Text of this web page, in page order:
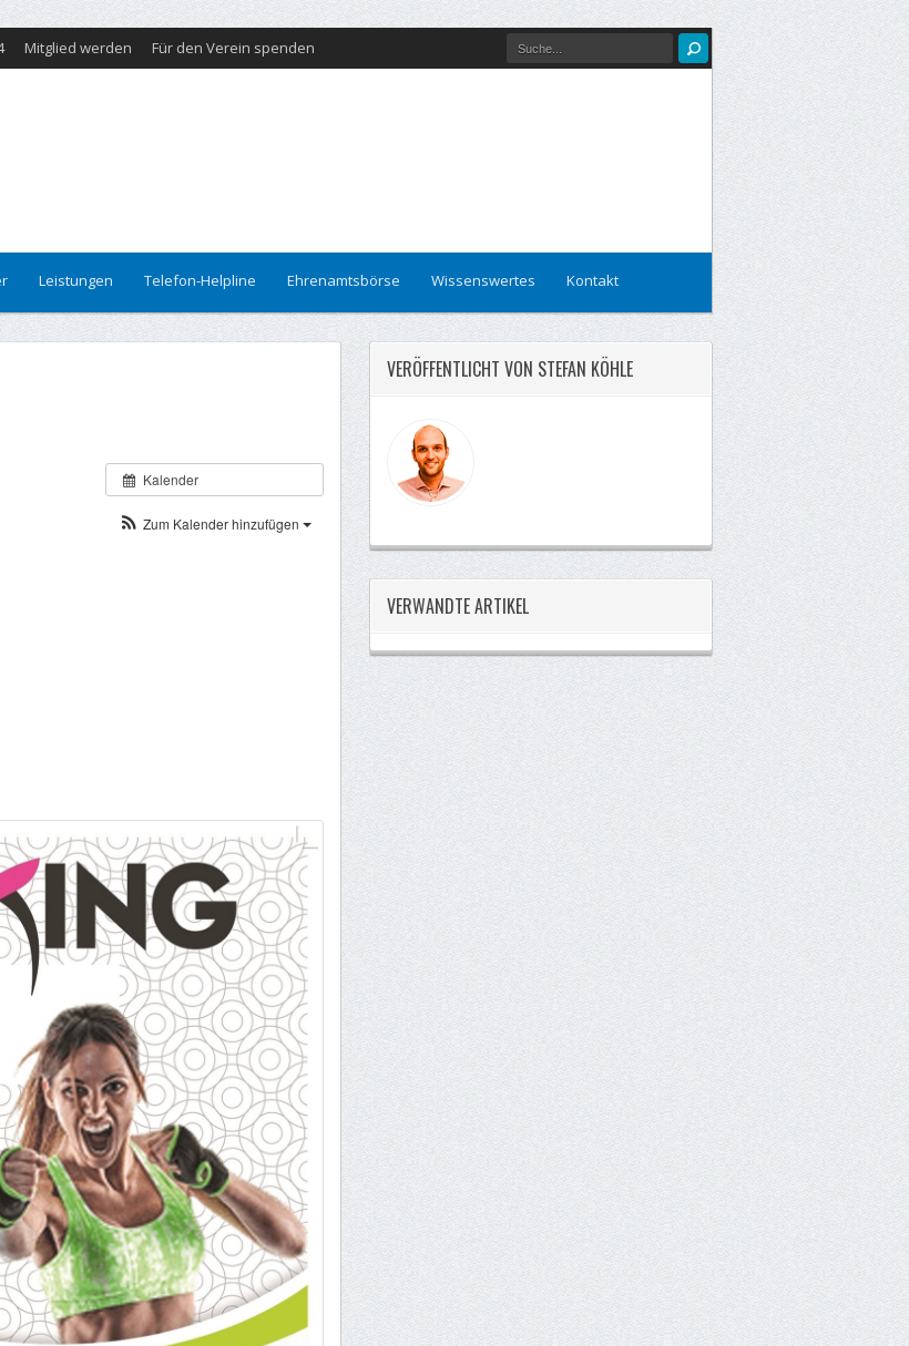
Mitglied werden Für den Verein spenden
Leistungen Telefon-Helpline Ehrenamtsbörse Wissenswertes Kontakt
Kalender
Zum Kalender hinzufügen
VERÖFFENTLICHT VON STEFAN KÖHLE
VERWANDTE ARTIKEL